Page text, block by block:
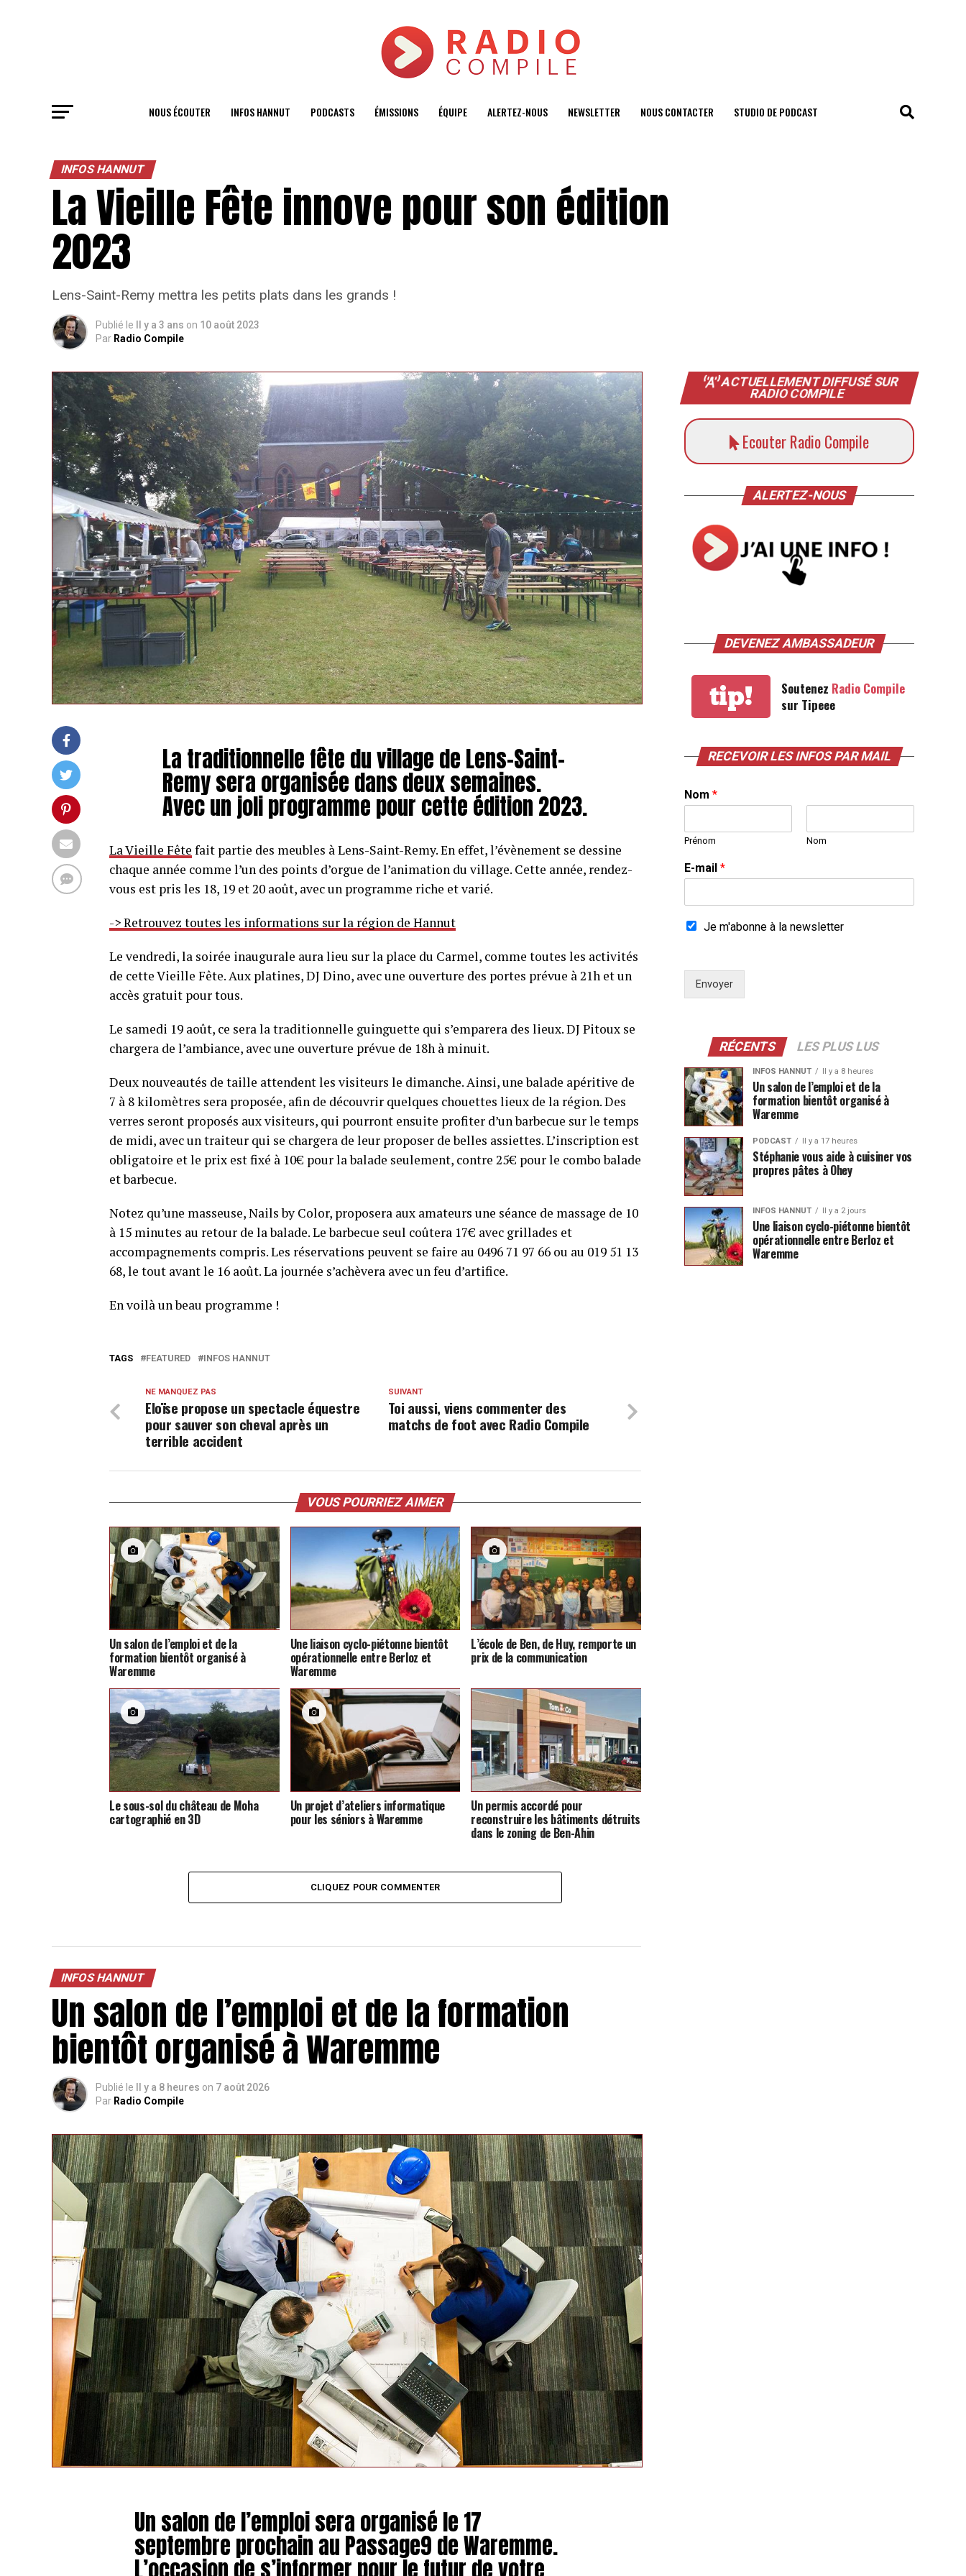
NOUS ÉCOUTER INFOS HANNUT PODCASTS ÉMISSIONS ÉQUIPE ALERTEZ-NOUS NEWSLETTER NOUS CONTACTER STUDIO DE PODCAST
INFOS HANNUT
La Vieille Fête innove pour son édition
2023
Lens-Saint-Remy mettra les petits plats dans les grands !
Publié le Il y a 3 ans on 10 août 2023
Par Radio Compile
La traditionnelle fête du village de Lens-Saint-
Remy sera organisée dans deux semaines.
Avec un joli programme pour cette édition 2023.
La Vieille Fête fait partie des meubles à Lens-Saint-Remy. En effet, l’évènement se dessine
chaque année comme l’un des points d’orgue de l’animation du village. Cette année, rendez-
vous est pris les 18, 19 et 20 août, avec un programme riche et varié.
-> Retrouvez toutes les informations sur la région de Hannut
Le vendredi, la soirée inaugurale aura lieu sur la place du Carmel, comme toutes les activités
de cette Vieille Fête. Aux platines, DJ Dino, avec une ouverture des portes prévue à 21h et un
accès gratuit pour tous.
Le samedi 19 août, ce sera la traditionnelle guinguette qui s’emparera des lieux. DJ Pitoux se
chargera de l’ambiance, avec une ouverture prévue de 18h à minuit.
Deux nouveautés de taille attendent les visiteurs le dimanche. Ainsi, une balade apéritive de
7 à 8 kilomètres sera proposée, afin de découvrir quelques chouettes lieux de la région. Des
verres seront proposés aux visiteurs, qui pourront ensuite profiter d’un barbecue sur le temps
de midi, avec un traiteur qui se chargera de leur proposer de belles assiettes. L’inscription est
obligatoire et le prix est fixé à 10€ pour la balade seulement, contre 25€ pour le combo balade
et barbecue.
Notez qu’une masseuse, Nails by Color, proposera aux amateurs une séance de massage de 10
à 15 minutes au retour de la balade. Le barbecue seul coûtera 17€ avec grillades et
accompagnements compris. Les réservations peuvent se faire au 0496 71 97 66 ou au 019 51 13
68, le tout avant le 16 août. La journée s’achèvera avec un feu d’artifice.
En voilà un beau programme !
TAGS FEATURED INFOS HANNUT
SUIVANT
Toi aussi, viens commenter des
matchs de foot avec Radio Compile
NE MANQUEZ PAS
Eloïse propose un spectacle équestre
pour sauver son cheval après un
terrible accident
VOUS POURRIEZ AIMER
Un salon de l’emploi et de la
formation bientôt organisé à
Waremme
Une liaison cyclo-piétonne bientôt
opérationnelle entre Berloz et
Waremme
L’école de Ben, de Huy, remporte un
prix de la communication
Le sous-sol du château de Moha
cartographié en 3D
Un projet d’ateliers informatique
pour les séniors à Waremme
Un permis accordé pour
reconstruire les bâtiments détruits
dans le zoning de Ben-Ahin
CLIQUEZ POUR COMMENTER
INFOS HANNUT
Un salon de l’emploi et de la formation
bientôt organisé à Waremme
Publié le Il y a 8 heures on 7 août 2026
Par Radio Compile
Un salon de l’emploi sera organisé le 17
septembre prochain au Passage9 de Waremme.
L’occasion de s’informer pour le futur de votre
ACTUELLEMENT DIFFUSÉ SUR
RADIO COMPILE
Ecouter Radio Compile
ALERTEZ-NOUS
DEVENEZ AMBASSADEUR
tip! Soutenez Radio Compile
sur Tipeee
RECEVOIR LES INFOS PAR MAIL
Nom *
Prénom Nom
E-mail *
Je m'abonne à la newsletter
Envoyer
RÉCENTS LES PLUS LUS
INFOS HANNUT Il y a 8 heures
Un salon de l’emploi et de la
formation bientôt organisé à
Waremme
PODCAST Il y a 17 heures
Stéphanie vous aide à cuisiner vos
propres pâtes à Ohey
INFOS HANNUT Il y a 2 jours
Une liaison cyclo-piétonne bientôt
opérationnelle entre Berloz et
Waremme